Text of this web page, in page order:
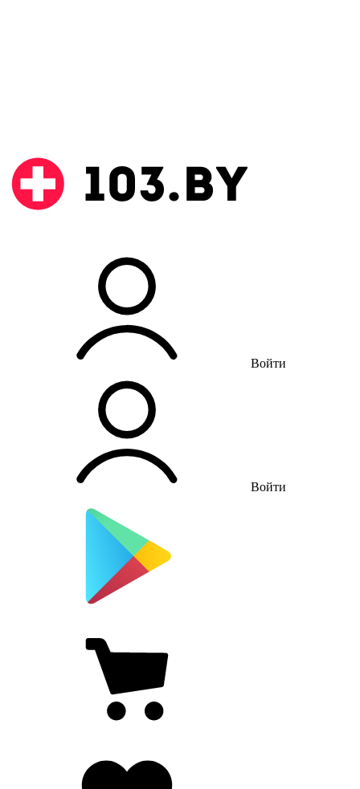
Войти
Войти